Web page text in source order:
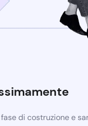
di costruzione e